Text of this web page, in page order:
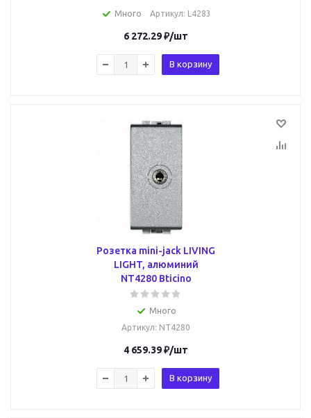
Много Артикул: L4283
6 272.29₽/шт
В корзину
Розетка mini-jack LIVING
LIGHT, алюминий
NT4280 Bticino
Много
Артикул: NT4280
4 659.39₽/шт
В корзину